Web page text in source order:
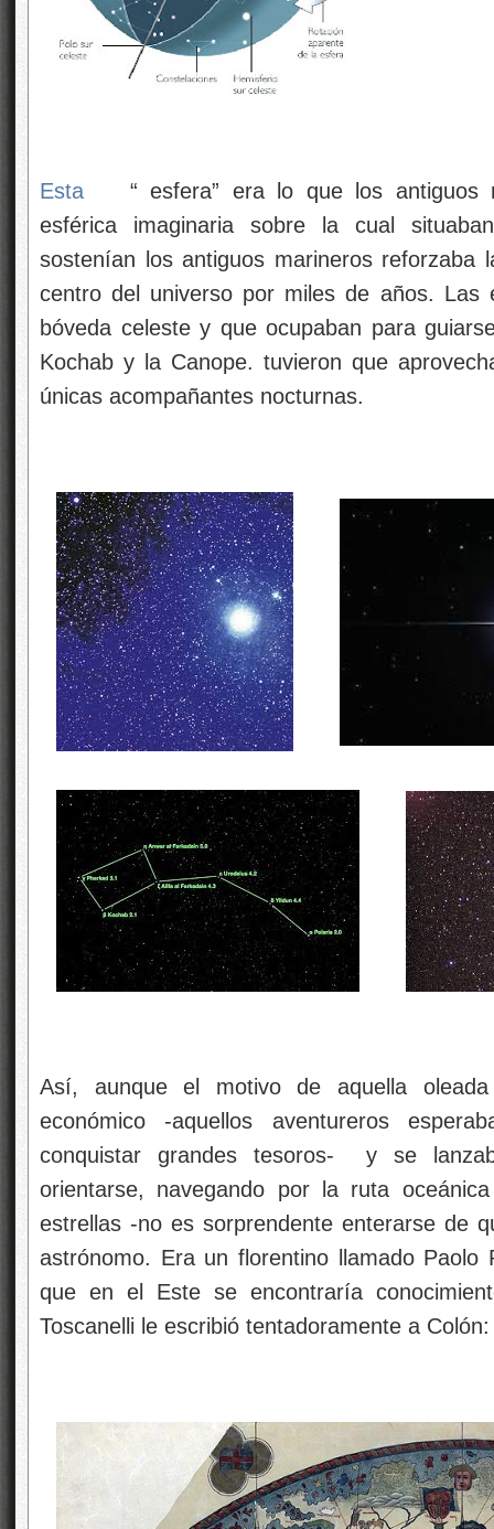
Esta
“ esfera” era lo que los antiguos
esférica imaginaria sobre la cual
sostenían los antiguos marineros reforzaba
centro del universo por miles de años. Las
bóveda celeste y que ocupaban para
Kochab y la Canope. tuvieron que
únicas acompañantes nocturnas.
Así, aunque el motivo de aquella
económico -aquellos aventureros
conquistar grandes tesoros- y se
orientarse, navegando por la ruta
estrellas -no es sorprendente enterarse de
astrónomo. Era un florentino llamado Paolo
que en el Este se encontraría
Toscanelli le escribió tentadoramente a Colón: